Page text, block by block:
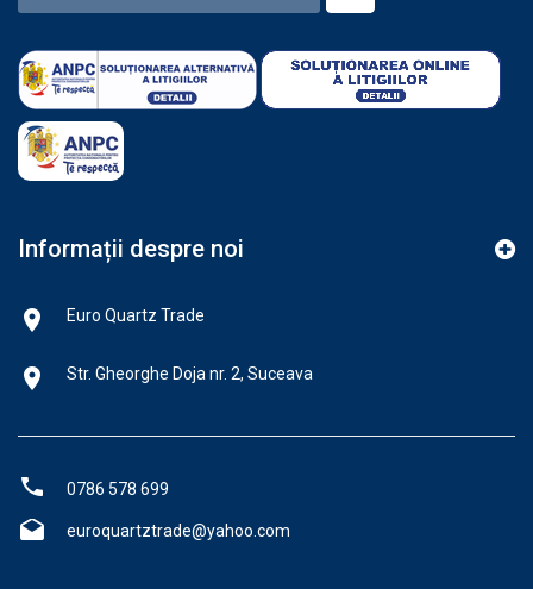
Informații despre noi
Euro Quartz Trade
Str. Gheorghe Doja nr. 2, Suceava
0786 578 699
euroquartztrade@yahoo.com